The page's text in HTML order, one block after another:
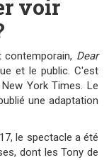
voir
Dear
et le public. C'est
York Times. Le
une adaptation
le spectacle a été
dont les Tony de